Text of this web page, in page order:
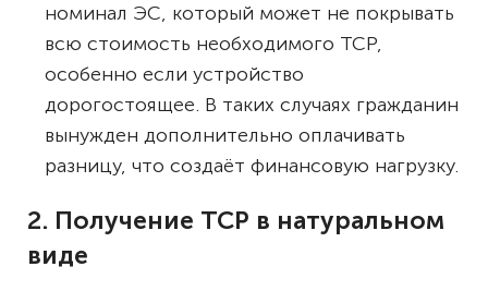
номинал ЭС, который может не покрывать
всю стоимость необходимого ТСР,
особенно если устройство
дорогостоящее. В таких случаях гражданин
вынужден дополнительно оплачивать
разницу, что создаёт финансовую нагрузку.
2. Получение ТСР в натуральном
виде